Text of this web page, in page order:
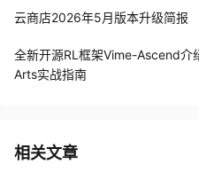
云商店2026年5月版本升级简报
全新开源RL框架Vime-Ascend介
Arts实战指南
相关文章